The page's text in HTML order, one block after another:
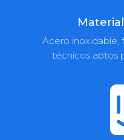
Acero inoxidable,
técnicos aptos